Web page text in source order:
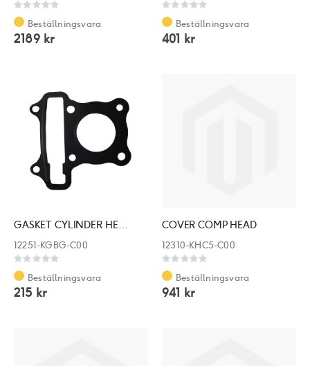
Rating:
0%
Beställningsvara
2189 kr
Rating:
0%
Beställningsvara
401 kr
GASKET CYLINDER HEAD ERSATT: 12251-KGBG-900
12251-KGBG-C00
Rating:
0%
Beställningsvara
215 kr
COVER COMP HEAD
12310-KHC5-C00
Rating:
0%
Beställningsvara
941 kr